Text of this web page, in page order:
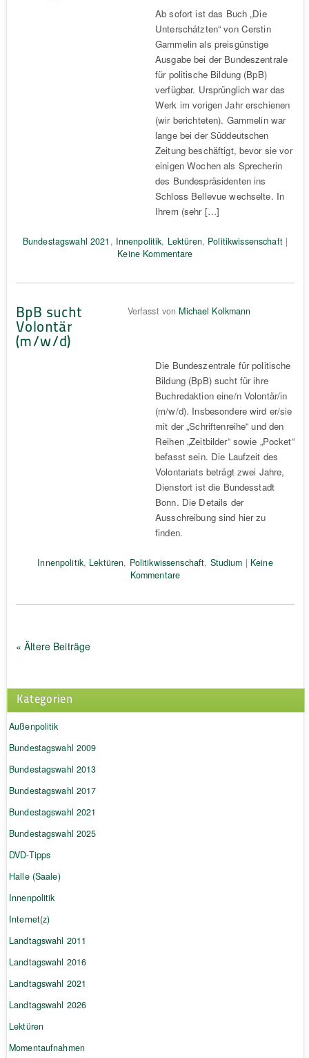
Ab sofort ist das Buch „Die
Unterschätzten“ von Cerstin
Gammelin als preisgünstige
Ausgabe bei der Bundeszentrale
für politische Bildung (BpB)
verfügbar. Ursprünglich war das
Werk im vorigen Jahr erschienen
(wir berichteten). Gammelin war
lange bei der Süddeutschen
Zeitung beschäftigt, bevor sie vor
einigen Wochen als Sprecherin
des Bundespräsidenten ins
Schloss Bellevue wechselte. In
Ihrem (sehr […]
Bundestagswahl 2021 , Innenpolitik, Lektüren, Politikwissenschaft|
Keine Kommentare
BpB sucht
Volontär
(m/w/d)
Verfasst von Michael Kolkmann
Die Bundeszentrale für politische
Bildung (BpB) sucht für ihre
Buchredaktion eine/n Volontär/in
(m/w/d). Insbesondere wird er/sie
mit der „Schriftenreihe“ und den
Reihen „Zeitbilder“ sowie „Pocket“
befasst sein. Die Laufzeit des
Volontariats beträgt zwei Jahre,
Dienstort ist die Bundesstadt
Bonn. Die Details der
Ausschreibung sind hier zu
finden.
Innenpolitik, Lektüren, Politikwissenschaft, Studium | Keine
Kommentare
« Ältere Beiträge
Kategorien
Außenpolitik
Bundestagswahl 2009
Bundestagswahl 2013
Bundestagswahl 2017
Bundestagswahl 2021
Bundestagswahl 2025
DVD-Tipps
Halle (Saale)
Innenpolitik
Internet(z)
Landtagswahl 2011
Landtagswahl 2016
Landtagswahl 2021
Landtagswahl 2026
Lektüren
Momentaufnahmen